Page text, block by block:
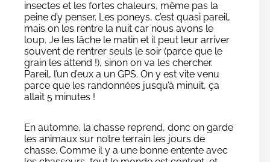
insectes et les fortes chaleurs, même pas la
peine d’y penser. Les poneys, c’est quasi pareil,
mais on les rentre la nuit car nous avons le
loup. Je les lâche le matin et il peut leur arriver
souvent de rentrer seuls le soir (parce que le
grain les attend !), sinon on va les chercher.
Pareil, l’un d’eux a un GPS. On y est vite venu
parce que les randonnées jusqu’à minuit, ça
allait 5 minutes !
En automne, la chasse reprend, donc on garde
les animaux sur notre terrain les jours de
chasse. Comme il y a une bonne entente avec